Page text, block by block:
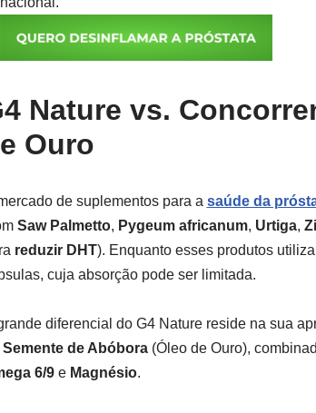
Nature vs.
Ouro
de suplementos para a saúde da
Saw Palmetto, Pygeum africanum, Urtiga,
reduzir DHT). Enquanto esses produtos
cuja absorção pode ser limitada.
diferencial do G4 Nature reside na sua
Semente de Abóbora(Óleo de Ouro),
6/9e Magnésio.